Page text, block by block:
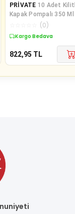
PRİVATE 10 Adet
Kapak Pompalı 350 Ml
Sabun Otel Pansiyon
(0)
Kargo Bedava
822,95 TL